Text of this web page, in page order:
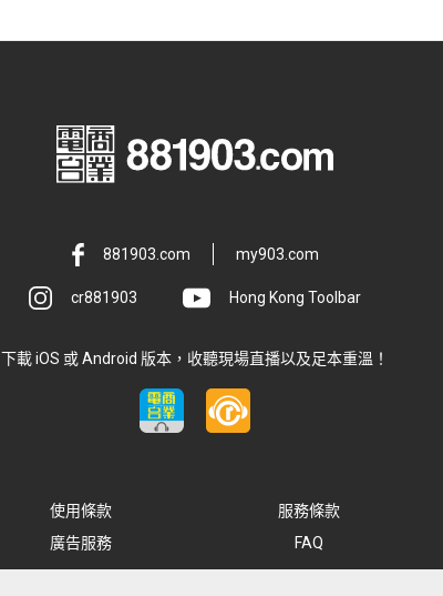
881903.com my903.com
cr881903 Hong Kong Toolbar
下載 iOS 或 Android 版本，收聽現場直播以及足本重溫！
使用條款 服務條款
廣告服務 FAQ